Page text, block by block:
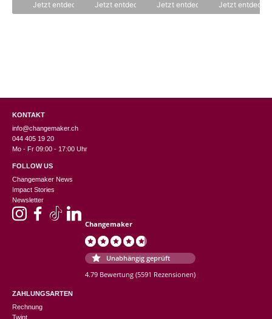
Jetzt entdecken Jetzt entdecken Jetzt entdecken Jetzt
KONTAKT
info@changemaker.ch
044 405 19 20
Mo - Fr 09:00 - 17:00 Uhr
FOLLOW US
Changemaker News
Impact Stories
Newsletter
Changemaker
Unabhängig geprüft
4.79 Bewertung (5591 Rezensionen)
ZAHLUNGSARTEN
Rechnung
Twint